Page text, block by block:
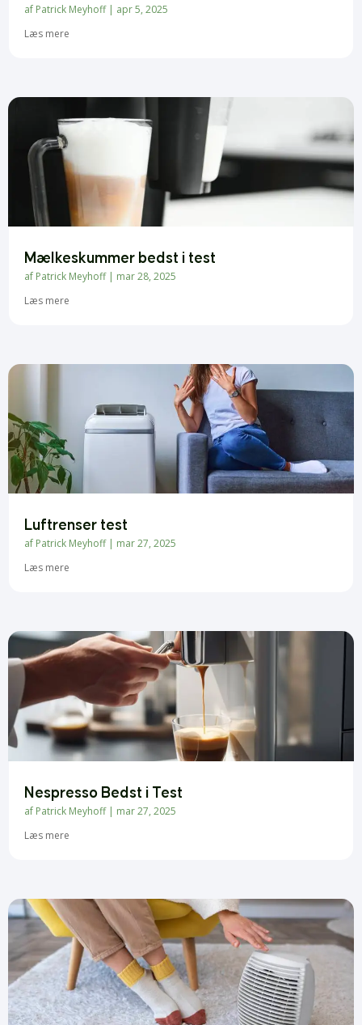
af Patrick Meyhoff| apr 5, 2025
Læs mere
Mælkeskummer bedst i test
af Patrick Meyhoff| mar 28, 2025
Læs mere
Luftrenser test
af Patrick Meyhoff| mar 27, 2025
Læs mere
Nespresso Bedst i Test
af Patrick Meyhoff| mar 27, 2025
Læs mere